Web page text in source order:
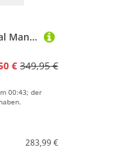
Marmot Damen Montreal Mantel
€ 349,95 €
00:43; der
283,99 €